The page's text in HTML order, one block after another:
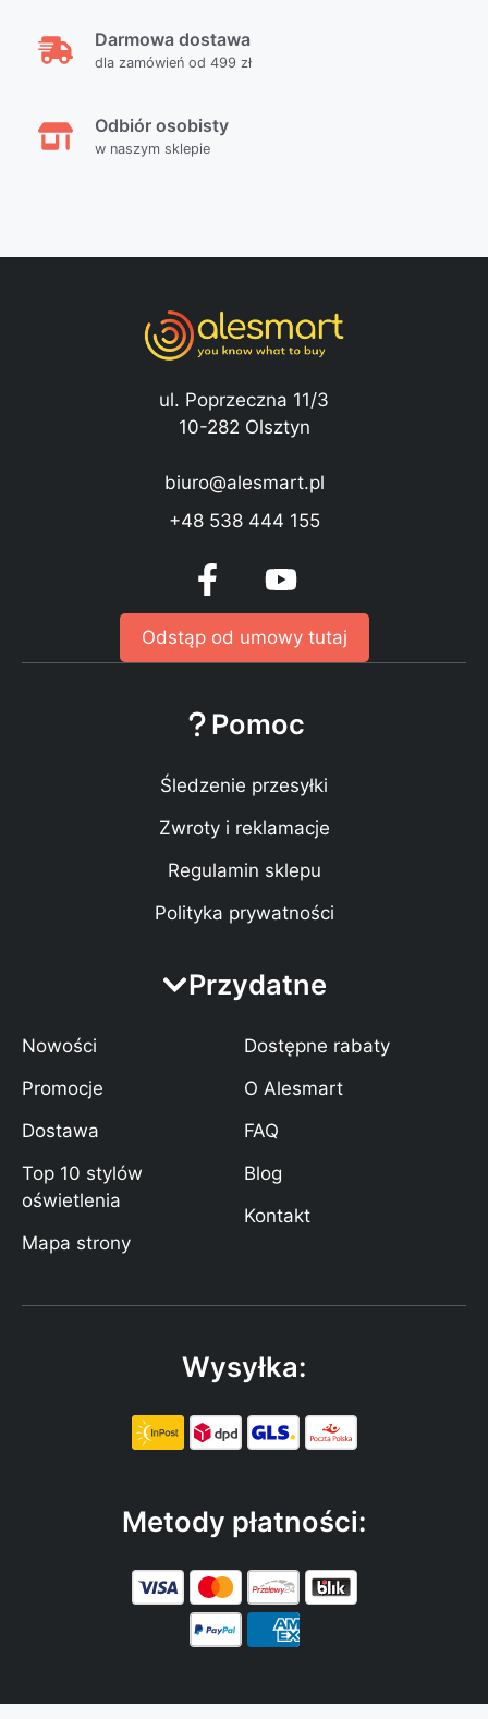
Darmowa dostawa
dla zamówień od 499 zł
Odbiór osobisty
w naszym sklepie
ul. Poprzeczna 11/3
10-282 Olsztyn
biuro@alesmart.pl
+48 538 444 155
Odstąp od umowy tutaj
Pomoc
Śledzenie przesyłki
Zwroty i reklamacje
Regulamin sklepu
Polityka prywatności
Przydatne
Nowości
Promocje
Dostawa
Top 10 stylów
oświetlenia
Mapa strony
Dostępne rabaty
O Alesmart
FAQ
Blog
Kontakt
Wysyłka:
Metody płatności: